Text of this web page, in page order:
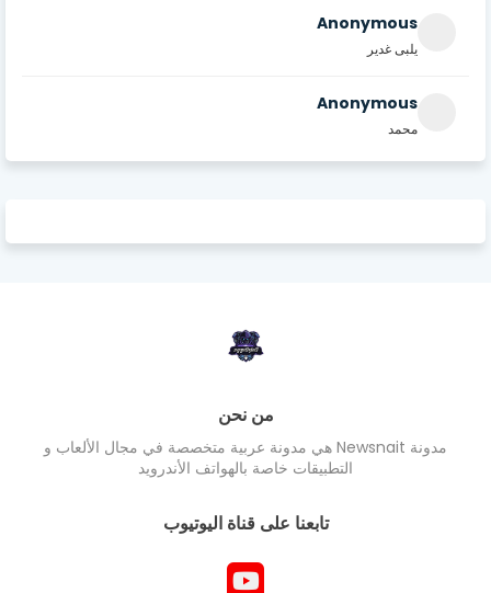
Anonymous
يلبى غدير
Anonymous
محمد
من نحن
مدونة Newsnait هي مدونة عربية متخصصة في مجال الألعاب و
التطبيقات خاصة بالهواتف الأندرويد
تابعنا على قناة اليوتيوب